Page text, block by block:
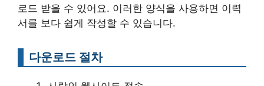
로드 받을 수 있어요. 이러한 양식을 사용하면 이력
서를 보다 쉽게 작성할 수 있습니다.
다운로드 절차